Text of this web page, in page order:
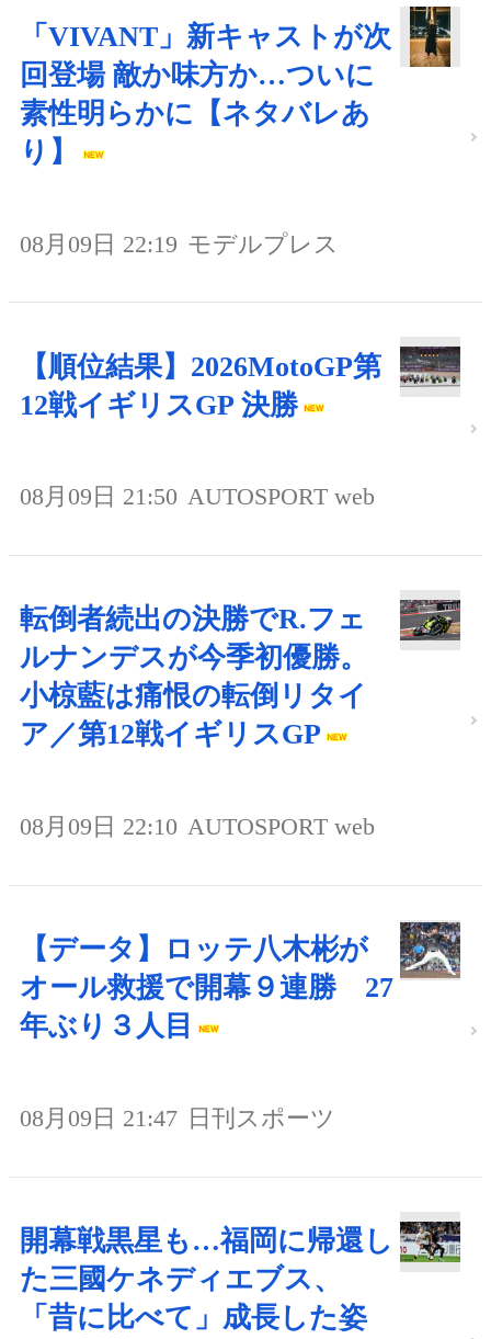
「VIVANT」新キャストが次
回登場 敵か味方か…ついに
素性明らかに【ネタバレあ
り】
08月09日 22:19 モデルプレス
【順位結果】2026MotoGP第
12戦イギリスGP 決勝
08月09日 21:50 AUTOSPORT web
転倒者続出の決勝でR.フェ
ルナンデスが今季初優勝。
小椋藍は痛恨の転倒リタイ
ア／第12戦イギリスGP
08月09日 22:10 AUTOSPORT web
【データ】ロッテ八木彬が
オール救援で開幕９連勝 27
年ぶり３人目
08月09日 21:47 日刊スポーツ
開幕戦黒星も…福岡に帰還し
た三國ケネディエブス、
「昔に比べて」成長した姿